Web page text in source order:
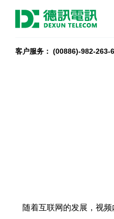
客户服务： (00886)-982-263-
随着互联网的发展，视